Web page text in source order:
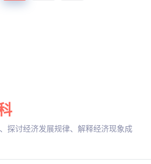
探讨经济发展规律、解释经济现象成